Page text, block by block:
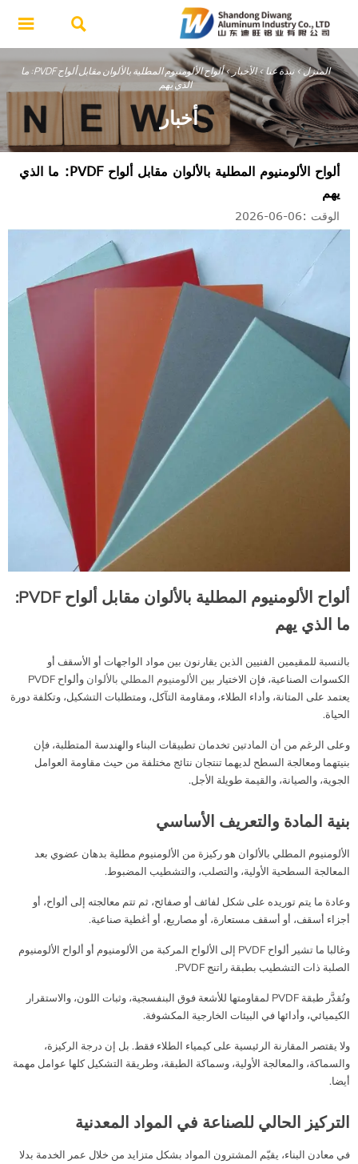


المنزل>نبذة عنا>الأخبار>
ألواح الألومنيوم المطلية بالألوان مقابل ألواح PVDF: ما
الذي يهم
أخبار
ألواح الألومنيوم المطلية بالألوان مقابل ألواح PVDF: ما الذي
يهم
الوقت :06-06-2026
ألواح الألومنيوم المطلية بالألوان مقابل ألواح PVDF:
ما الذي يهم
بالنسبة للمقيمين الفنيين الذين يقارنون بين مواد الواجهات أو الأسقف أو
الكسوات الصناعية، فإن الاختيار بين الألومنيوم المطلي بالألوان
وألواح PVDF
يعتمد على المتانة، وأداء الطلاء، ومقاومة التآكل، ومتطلبات التشكيل، وتكلفة دورة
الحياة.
وعلى الرغم من أن المادتين تخدمان تطبيقات البناء والهندسة المتطلبة، فإن
بنيتهما ومعالجة السطح لديهما تنتجان نتائج مختلفة من حيث مقاومة العوامل
الجوية، والصيانة، والقيمة طويلة الأجل.
بنية المادة والتعريف الأساسي
الألومنيوم المطلي بالألوان هو ركيزة من الألومنيوم مطلية بدهان عضوي بعد
المعالجة السطحية الأولية، والتصلب، والتشطيب المضبوط.
وعادة ما يتم توريده على شكل لفائف أو صفائح، ثم تتم معالجته إلى ألواح، أو
أجزاء أسقف، أو أسقف مستعارة، أو مصاريع، أو أغطية صناعية.
وغالبا ما تشير ألواح PVDF إلى الألواح المركبة من الألومنيوم أو ألواح الألومنيوم
الصلبة ذات التشطيب بطبقة راتنج PVDF.
وتُقدَّر طبقة PVDF لمقاومتها للأشعة فوق البنفسجية، وثبات اللون، والاستقرار
الكيميائي، وأدائها في البيئات الخارجية المكشوفة.
ولا يقتصر المقارنة الرئيسية على كيمياء الطلاء فقط. بل إن درجة الركيزة،
والسماكة، والمعالجة الأولية، وسماكة الطبقة، وطريقة التشكيل كلها عوامل مهمة
أيضا.
التركيز الحالي للصناعة في المواد المعدنية
في معادن البناء، يقيّم المشترون المواد بشكل متزايد من خلال عمر الخدمة بدلا